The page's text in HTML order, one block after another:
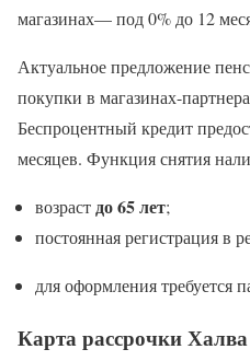
магазинах— под 0% до 12
Актуальное предложение
покупки в магазинах-
Беспроцентный кредит
месяцев. Функция снятия
возрастдо 65 лет;
постоянная регистрация в
для оформления требуется
Карта рассрочки